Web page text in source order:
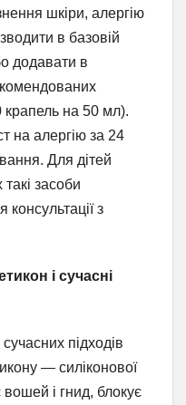
шкіри, алергію
в базовій
додавати в
крапель на 50 мл).
на алергію за 24
Для дітей
засоби
з
і сучасні
підходів
— силіконової
вошей і гнид, блокує